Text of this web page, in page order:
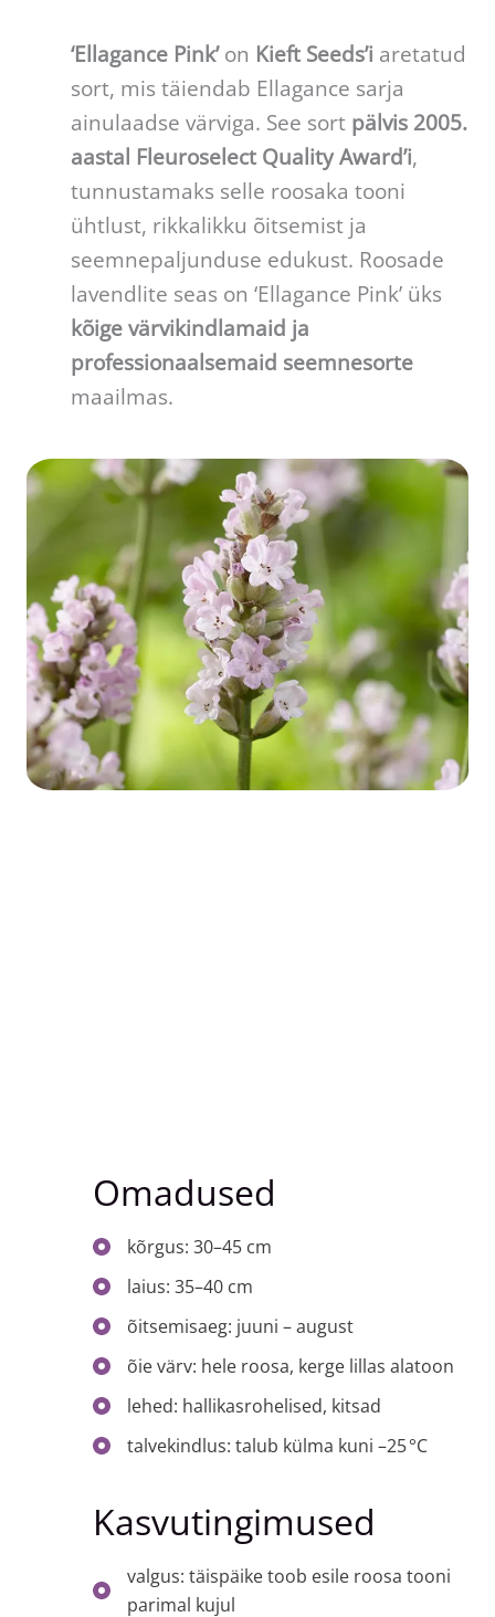
‘Ellagance Pink’on Kieft Seeds’i aretatud
sort, mis täiendab Ellagance sarja
ainulaadse värviga. See sort pälvis 2005.
aastal Fleuroselect Quality Award’i,
tunnustamaks selle roosaka tooni
ühtlust, rikkalikku õitsemist ja
seemnepaljunduse edukust. Roosade
lavendlite seas on ‘Ellagance Pink’ üks
kõige värvikindlamaid ja
professionaalsemaid seemnesorte
maailmas.
Omadused
kõrgus: 30–45 cm
laius: 35–40 cm
õitsemisaeg: juuni – august
õie värv: hele roosa, kerge lillas alatoon
lehed: hallikasrohelised, kitsad
talvekindlus: talub külma kuni –25 °C
Kasvutingimused
valgus: täispäike toob esile roosa tooni
parimal kujul